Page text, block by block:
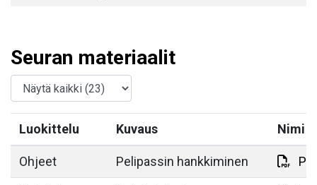
Seuran materiaalit
Luokittelu Kuvaus Nimi
Ohjeet Pelipassin hankkiminen